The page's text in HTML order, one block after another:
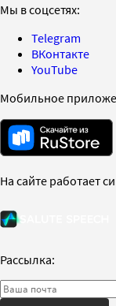
Мы в соцсетях:
Telegram
ВКонтакте
YouTube
Мобильное
На сайте работает
Рассылка: